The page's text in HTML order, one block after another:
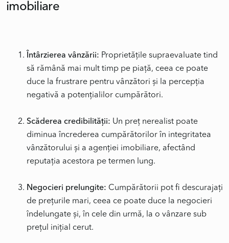
imobiliare
Întârzierea vânzării: Proprietățile supraevaluate tind
să rămână mai mult timp pe piață, ceea ce poate
duce la frustrare pentru vânzători și la percepția
negativă a potențialilor cumpărători.
Scăderea credibilității: Un preț nerealist poate
diminua încrederea cumpărătorilor în integritatea
vânzătorului și a agenției imobiliare, afectând
reputația acestora pe termen lung.
Negocieri prelungite: Cumpărătorii pot fi descurajați
de prețurile mari, ceea ce poate duce la negocieri
îndelungate și, în cele din urmă, la o vânzare sub
prețul inițial cerut.